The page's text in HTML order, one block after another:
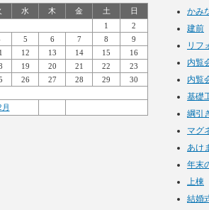
水 木 金 土 日
1
2
5 6 7 8
9
12 13 14 15
16
19 20 21 22
23
26 27 28 29 30
かみ
建前
リフ
内覧
内覧
基礎
綱引
マグ
あけ
年末
上棟
結婚